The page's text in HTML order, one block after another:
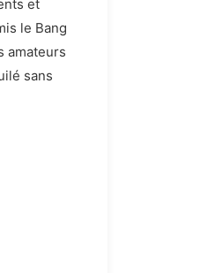
et
le Bang
amateurs
sans